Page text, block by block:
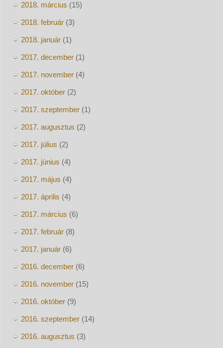
2018. március (15)
2018. február(3)
2018. január(1)
2017. december(1)
2017. november(4)
2017. október(2)
2017. szeptember(1)
2017. augusztus (2)
2017. július (2)
2017. június (4)
2017. május (4)
2017. április (4)
2017. március (6)
2017. február(8)
2017. január(6)
2016. december(6)
2016. november(15)
2016. október(9)
2016. szeptember(14)
2016. augusztus (3)